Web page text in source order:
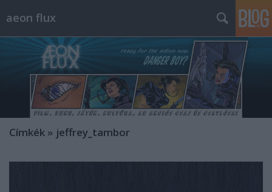
aeon flux
Címkék » jeffrey_tambor